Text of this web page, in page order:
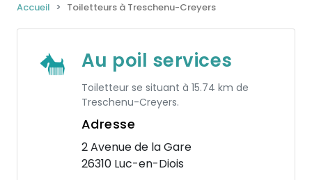
Accueil Toiletteurs à Treschenu-Creyers
Au poil services
Toiletteur se situant à 15.74 km de
Treschenu-Creyers.
Adresse
2 Avenue de la Gare
26310 Luc-en-Diois